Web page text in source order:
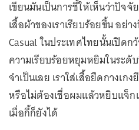
เขียนมันเป็นการชี้ให้เห็นว่าปัจ
เสื้อผ้าของเราเรียบร้อยขึ้น อย่
Casual ในประเทศไทยนั้นเปิด
ความเรียบร้อยหยุมหยิมในระดั
จำเป็นเลย เราใส่เสื้อยืดกางเ
หรือไม่ต้องเชื่อผมแล้วหยิบแจ็ก
เมื่อกี้ก็ยังได้